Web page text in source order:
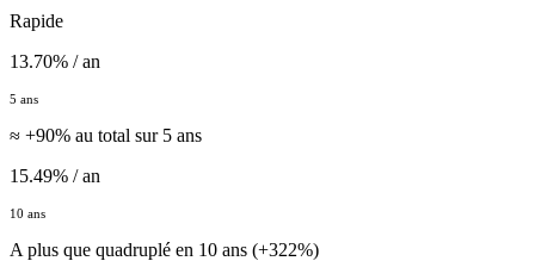
Rapide
13.70% / an
5 ans
≈ +90% au total sur 5 ans
15.49% / an
10 ans
A plus que quadruplé en 10 ans (+322%)